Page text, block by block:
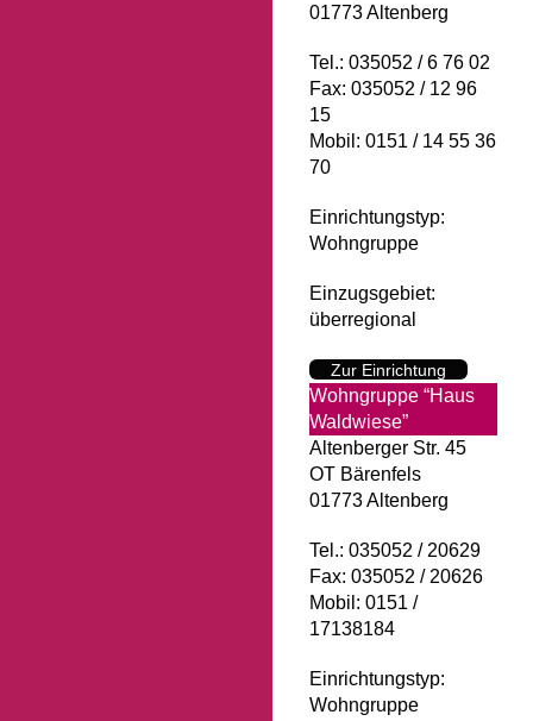
01773 Altenberg
Tel.: 035052 / 6 76 02
Fax: 035052 / 12 96
15
Mobil: 0151 / 14 55 36
70
Einrichtungstyp:
Wohngruppe
Einzugsgebiet:
überregional
Zur Einrichtung
Wohngruppe “Haus
Waldwiese”
Altenberger Str. 45
OT Bärenfels
01773 Altenberg
Tel.: 035052 / 20629
Fax: 035052 / 20626
Mobil: 0151 /
17138184
Einrichtungstyp:
Wohngruppe